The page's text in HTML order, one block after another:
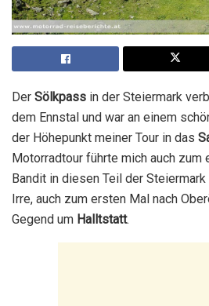
Der Sölkpass in der Steiermark
dem Ennstal und war an einem
der Höhepunkt meiner Tour in das
Motorradtour führte mich auch
Bandit in diesen Teil der
Irre, auch zum ersten Mal nach
Gegend um Halltstatt.